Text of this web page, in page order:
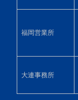
福岡営業所
大連事務所